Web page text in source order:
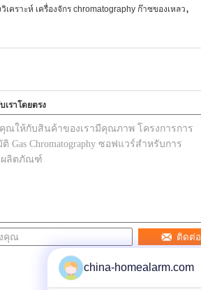
วิเคราะห์ เครื่องจักร chromatography ก๊าซของเหลว,
ราโดยตรง
ติดต่อ
china-homealarm.com